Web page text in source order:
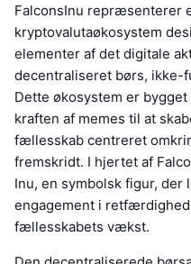
FalconsInu repræsenterer
kryptovalutaøkosystem
elementer af det digitale
decentraliseret børs, ikke-
Dette økosystem er
kraften af memes til at
fællesskab centreret
fremskridt. I hjertet af
Inu, en symbolsk figur,
engagement i
fællesskabets vækst.